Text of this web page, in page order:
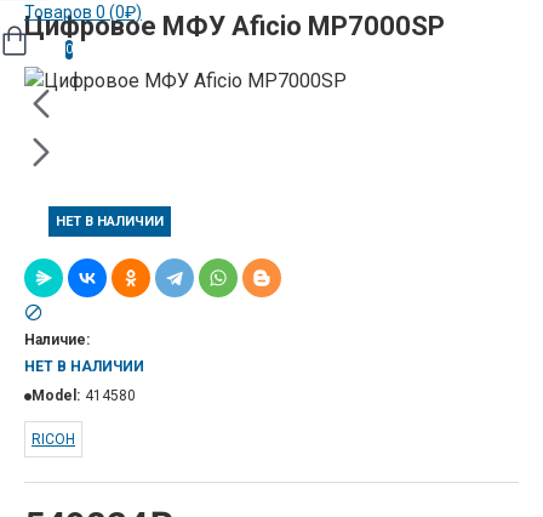
Товаров 0 (0₽)
0
Цифровое МФУ Aficio MP7000SP
НЕТ В НАЛИЧИИ
Наличие:
НЕТ В НАЛИЧИИ
Model: 414580
RICOH